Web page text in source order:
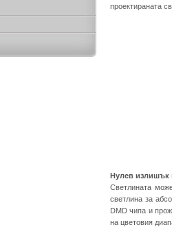
проектираната
Нулев излишък
Светлината
светлина за
DMD чипа и
на цветовия